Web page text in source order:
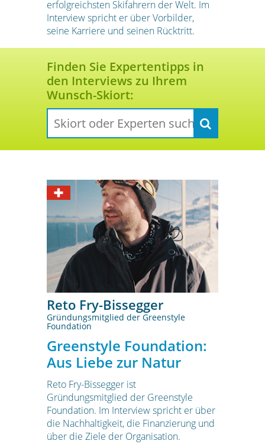
erfolgreichsten Skifahrern der Welt. Im
Interview spricht er über Vorbilder,
seine Karriere und seinen Rücktritt.
Finden Sie Expertentipps in
den Interviews zu Ihrem
Wunsch-Skiort:
Reto Fry-Bissegger
Gründungsmitglied der Greenstyle
Foundation
Greenstyle Foundation:
Aus Liebe zur Natur
Reto Fry-Bissegger ist
Gründungsmitglied der Greenstyle
Foundation. Im Interview spricht er über
die Nachhaltigkeit, die Finanzierung und
über die Ziele der Organisation.